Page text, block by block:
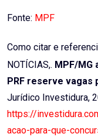
Fonte: MPF
Como citar e
NOTÍCIAS,. MPF/MG
PRF reserve vagas
Jurídico Investidura,
https://
acao-para-que-